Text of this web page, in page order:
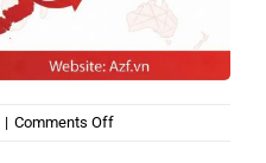
| Comments Offon